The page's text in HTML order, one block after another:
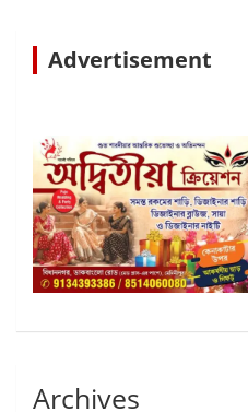
Advertisement
Archives